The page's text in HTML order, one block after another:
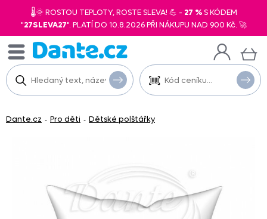
🌡️🌞 ROSTOU TEPLOTY, ROSTE SLEVA! 💪 - 27 %S KÓDEM
"27SLEVA27". PLATÍ DO 10.8.2026 PŘI NÁKUPU NAD 900 Kč. 🚀
Dante.cz - Pro děti - Dětské polštářky